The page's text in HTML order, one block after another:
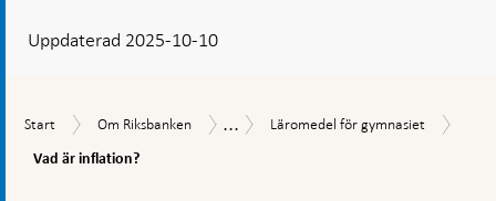
visas
Uppdaterad 2025-10-10
Start
Start
Om
Om Riksbanken
För
...
Läromedel
Läromedel för gymnasiet
Vad är inflation?